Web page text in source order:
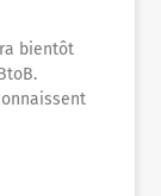
bientôt